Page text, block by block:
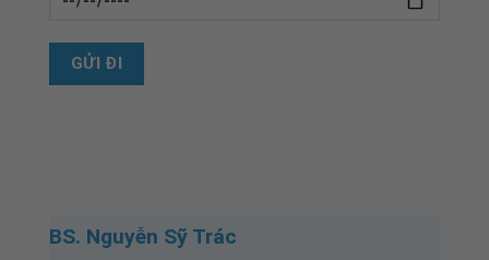
BS. Nguyễn Sỹ Trác